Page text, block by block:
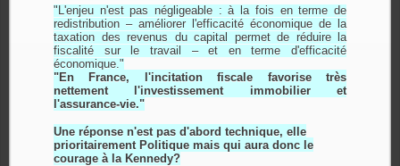
"L'enjeu n'est pas négligeable : à la fois en terme de
redistribution – améliorer l'efficacité économique de la
taxation des revenus du capital permet de réduire la
fiscalité sur le travail – et en terme d'efficacité
économique."
"En France, l'incitation fiscale favorise très
nettement l'investissement immobilier et
l'assurance-vie."
Une réponse n'est pas d'abord technique, elle
prioritairement Politique mais qui aura donc le
courage à la Kennedy?